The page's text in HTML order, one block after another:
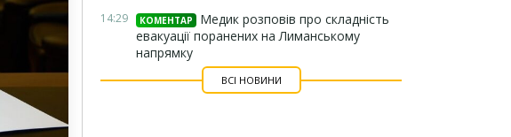
14:29 КОМЕНТАР
Медик розповів про складність
евакуації поранених на Лиманському
напрямку
ВСІ НОВИНИ